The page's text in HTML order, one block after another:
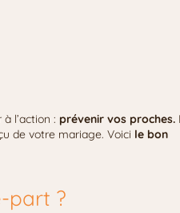
l’action : prévenir vos proches.
de votre mariage. Voici le bon
part ?